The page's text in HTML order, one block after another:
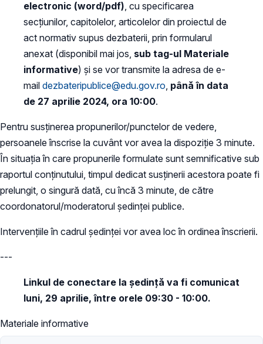
electronic (word/pdf) , cu specificarea
secțiunilor, capitolelor, articolelor din proiectul de
act normativ supus dezbaterii, prin formularul
anexat (disponibil mai jos, sub tag-ul Materiale
informative) și se vor transmite la adresa de e-
mail dezbateripublice@edu.gov.ro până în data
de 27 aprilie 2024, ora 10:00.
Pentru susținerea propunerilor/punctelor de vedere,
persoanele înscrise la cuvânt vor avea la dispoziție 3 minute.
În situația în care propunerile formulate sunt semnificative sub
raportul conținutului, timpul dedicat susținerii acestora poate fi
prelungit, o singură dată, cu încă 3 minute, de către
coordonatorul/moderatorul ședinței publice.
Intervențiile în cadrul ședinței vor avea loc în ordinea înscrierii.
---
Linkul de conectare la ședință va fi comunicat
luni, 29 aprilie, între orele 09:30 - 10:00.
Materiale informative